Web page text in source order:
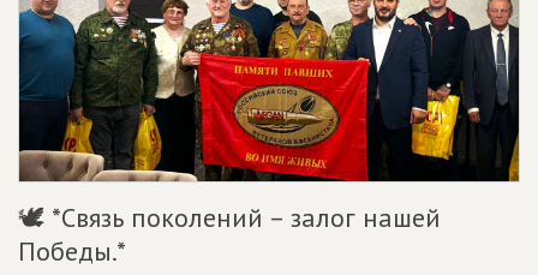
🕊 *Связь поколений – залог нашей
Победы.*